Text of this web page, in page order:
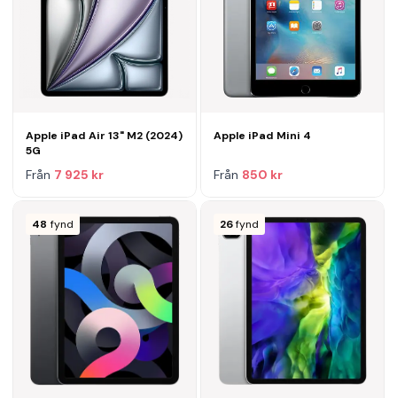
Apple iPad Air 13" M2 (2024)
5G
Från 7 925 kr
Apple iPad Mini 4
Från 850 kr
48 fynd 26 fynd